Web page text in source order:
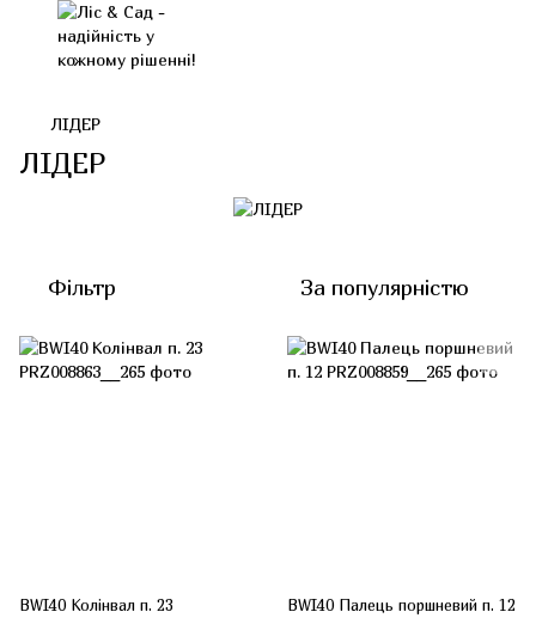
ЛІДЕР
ЛІДЕР
Фільтр За популярністю
BWI40 Колінвал п. 23 BWI40 Палець поршневий п. 12